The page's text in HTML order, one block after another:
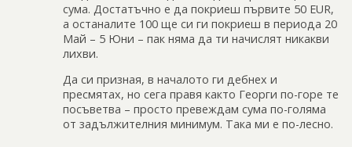
сума. Достатъчно е да покриеш първите 50 EUR,
а останалите 100 ще си ги покриеш в периода 20
Май – 5 Юни – пак няма да ти начислят никакви
лихви.
Да си призная, в началото ги дебнех и
пресмятах, но сега правя както Георги по-горе те
посъветва – просто превеждам сума по-голяма
от задължителния минимум. Така ми е по-лесно.